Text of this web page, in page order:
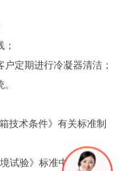
定期进行冷凝器清洁；
技术条件》有关标准制
试验》标准中对低温、